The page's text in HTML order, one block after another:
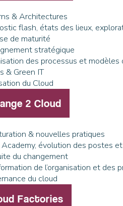
& Architectures
flash, états des lieux,
de maturité
stratégique
des processus et modèles
& Green IT
du Cloud
2 Cloud
& nouvelles pratiques
Academy, évolution des postes
du changement
de l’organisation et des
du cloud
Factories